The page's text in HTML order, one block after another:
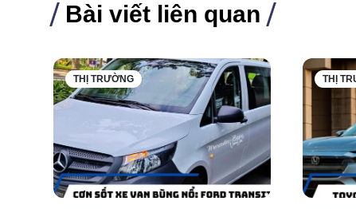
Bài viết liên quan
THỊ TRƯỜNG THỊ